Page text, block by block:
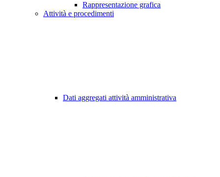
Rappresentazione grafica
Attività e procedimenti
Dati aggregati attività amministrativa